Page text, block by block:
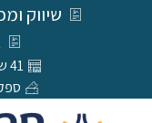
שיווק
41 שנות מוניטין
ספק